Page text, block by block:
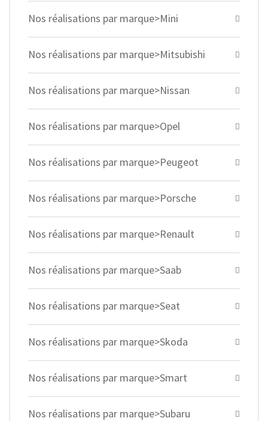
Nos réalisations par marque>Mini
Nos réalisations par marque>Mitsubishi
Nos réalisations par marque>Nissan
Nos réalisations par marque>Opel
Nos réalisations par marque>Peugeot
Nos réalisations par marque>Porsche
Nos réalisations par marque>Renault
Nos réalisations par marque>Saab
Nos réalisations par marque>Seat
Nos réalisations par marque>Skoda
Nos réalisations par marque>Smart
Nos réalisations par marque>Subaru